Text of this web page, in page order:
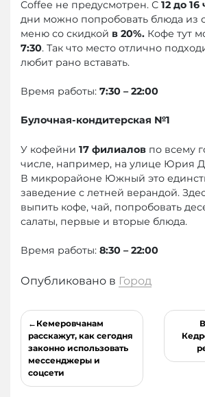
Coffee не предусмотрен. С 12 до 16
дни можно попробовать блюда из
меню со скидкой в 20%. Кофе тут
7:30. Так что место отлично
любит рано вставать.
Время работы: 7:30 – 22:00
Булочная-кондитерская №1
У кофейни 17 филиалов по всему
числе, например, на улице Юрия
В микрорайоне Южный это
заведение с летней верандой.
выпить кофе, чай, попробовать
салаты, первые и вторые блюда.
Время работы: 8:30 – 22:00
Опубликовано в Город
Навигация
по
записям
Кемеровчанам
расскажут, как сегодня
законно использовать
мессенджеры и
соцсети